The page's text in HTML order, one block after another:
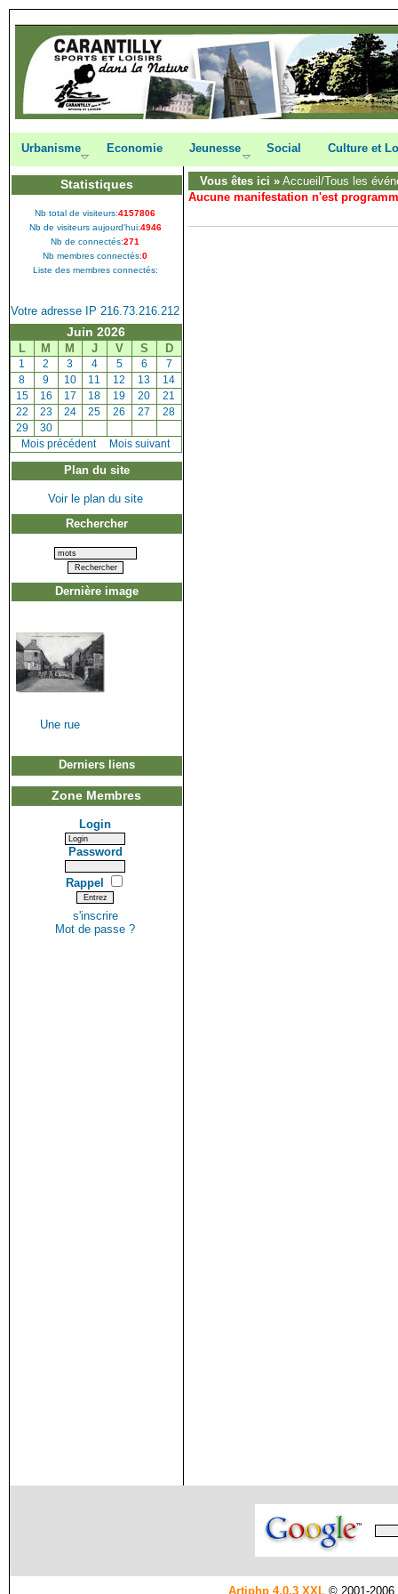
Urbanisme Economie Jeunesse Social Culture et
Statistiques
Nb total de visiteurs:4157806
Nb de visiteurs aujourd'hui:4946
Nb de connectés:271
Nb membres connectés:0
Liste des membres connectés:
Votre adresse IP 216.73.216.212
Juin 2026
L M M J V S D
[1 [2 [3 [4] [5] [6 [7
[8 [9 [10] [11 [12 [13 [14
[15] [16 [17 [18 [19 [20 [21
[22 [23] [24] [25 [26 [27 [28
[29] [30]
[Mois précédent] Mois suivant
Plan du site
Voir le plan du site
Rechercher
Dernière image
Une rue
Derniers liens
Zone Membres
Login
Password
Rappel
s'inscrire
Mot de passe ?
Vous êtes ici » Accueil /Tous les
Aucune manifestation n'est
Artiphp 4.0.3 XXL © 2001-